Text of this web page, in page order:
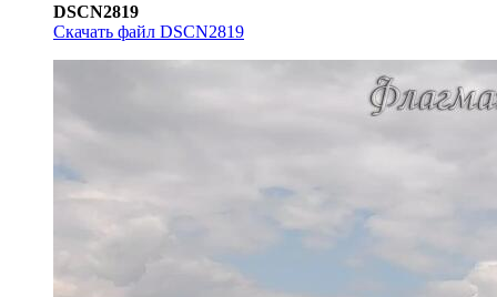
DSCN2819
Скачать файл DSCN2819